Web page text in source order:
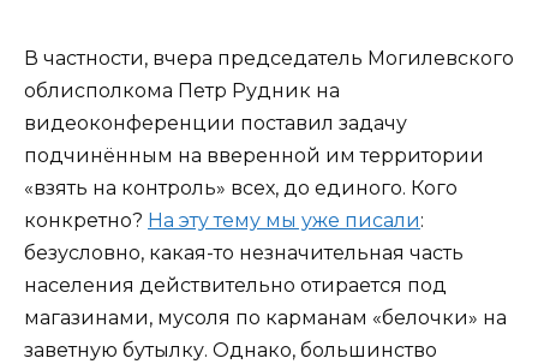
В частности, вчера председатель Могилевского
облисполкома Петр Рудник на
видеоконференции поставил задачу
подчинённым на вверенной им территории
«взять на контроль» всех, до единого. Кого
конкретно? На эту тему мы уже писали:
безусловно, какая-то незначительная часть
населения действительно отирается под
магазинами, мусоля по карманам «белочки» на
заветную бутылку. Однако, большинство